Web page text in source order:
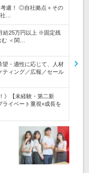
慮！ ◎自社拠点＋その
…
給25万円以上 ※固定残
＜関…
望・適性に応じて、人材
ティング／広報／セール
》【未経験・第二新
イベート重視×成長を